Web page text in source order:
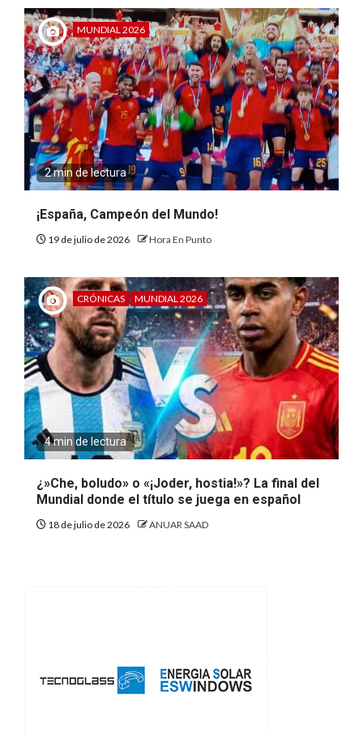
MUNDIAL 2026
2 min de lectura
¡España, Campeón del Mundo!
19 de julio de 2026 Hora En Punto
CRÓNICAS MUNDIAL 2026
4 min de lectura
¿»Che, boludo» o «¡Joder, hostia!»? La final del
Mundial donde el título se juega en español
18 de julio de 2026 ANUAR SAAD